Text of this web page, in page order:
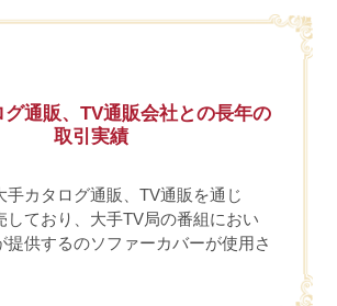
グ通販、TV通販会社との長年の
取引実績
手カタログ通販、TV通販を通じ
しており、大手TV局の番組におい
提供するのソファーカバーが使用さ